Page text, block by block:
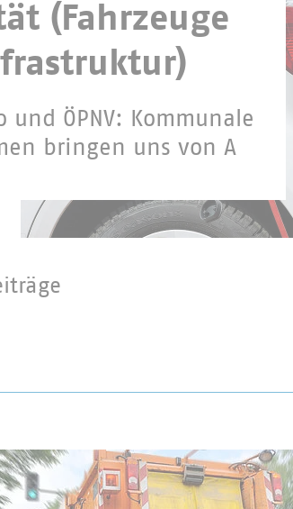
(Fahrzeuge
und ÖPNV: Kommunale
bringen uns von A